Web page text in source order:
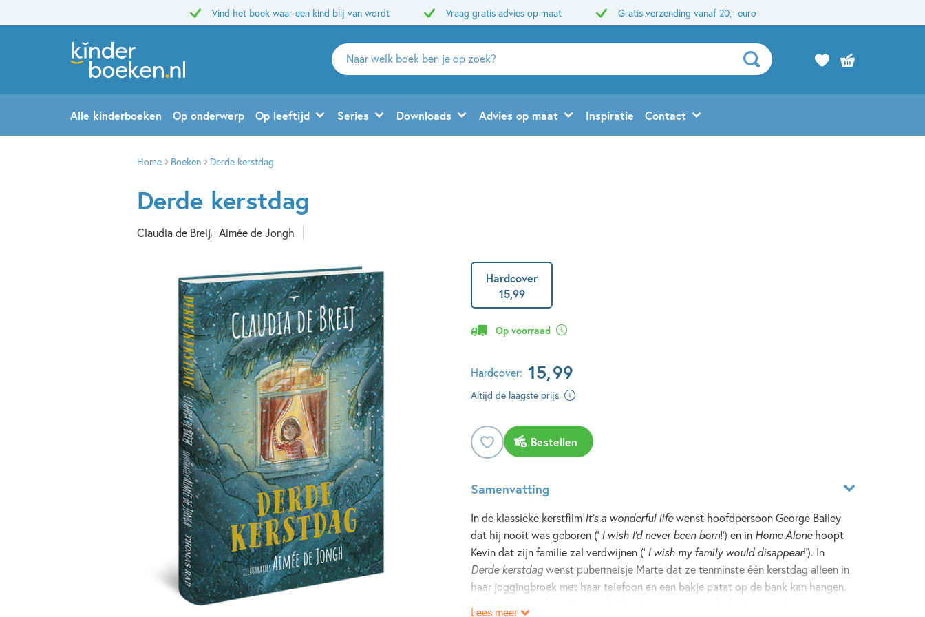
Vind het boek waar een kind blij van wordt Vraag gratis advies op maat Gratis verzending vanaf 20,- euro
Zoeken
naar
en
uitgevers
Alle kinderboeken Op onderwerp Op leeftijd Series Downloads Advies op maat Inspiratie Contact
Home Boeken Derde kerstdag
Derde kerstdag
Claudia de Breij Aimée de Jongh
Hardcover
15,99
Op voorraad
Hardcover: 15,99
Altijd de laagste prijs
Bestellen
Samenvatting
In de klassieke kerstfilm It’s a wonderful lifewenst hoofdpersoon George Bailey
dat hij nooit was geboren (‘ I wish I’d never been born!’) en in Home Alonehoopt
Kevin dat zijn familie zal verdwijnen (‘ I wish my family would disappear!’). In
Derde kerstdagwenst pubermeisje Marte dat ze tenminste één kerstdag alleen in
haar joggingbroek met haar telefoon en een bakje patat op de bank kan hangen.
Lees meer